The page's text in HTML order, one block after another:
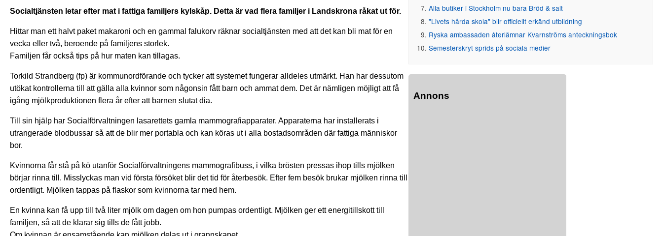
Socialtjänsten letar efter mat i fattiga familjers kylskåp. Detta är vad flera familjer i Landskrona råkat ut för.
Hittar man ett halvt paket makaroni och en gammal falukorv räknar socialtjänsten med att det kan bli mat för en
vecka eller två, beroende på familjens storlek.
Familjen får också tips på hur maten kan tillagas.
Torkild Strandberg (fp) är kommunordförande och tycker att systemet fungerar alldeles utmärkt. Han har dessutom
utökat kontrollerna till att gälla alla kvinnor som någonsin fått barn och ammat dem. Det är nämligen möjligt att få
igång mjölkproduktionen flera år efter att barnen slutat dia.
Till sin hjälp har Socialförvaltningen lasarettets gamla mammografiapparater. Apparaterna har installerats i
utrangerade blodbussar så att de blir mer portabla och kan köras ut i alla bostadsområden där fattiga människor
bor.
Kvinnorna får stå på kö utanför Socialförvaltningens mammografibuss, i vilka brösten pressas ihop tills mjölken
börjar rinna till. Misslyckas man vid första försöket blir det tid för återbesök. Efter fem besök brukar mjölken rinna till
ordentligt. Mjölken tappas på flaskor som kvinnorna tar med hem.
En kvinna kan få upp till två liter mjölk om dagen om hon pumpas ordentligt. Mjölken ger ett energitillskott till
familjen, så att de klarar sig tills de fått jobb.
Alla butiker i Stockholm nu bara Bröd & salt
"Livets hårda skola" blir officiellt erkänd utbildning
Ryska ambassaden återlämnar Kvarnströms anteckningsbok
Semesterskryt sprids på sociala medier
Annons